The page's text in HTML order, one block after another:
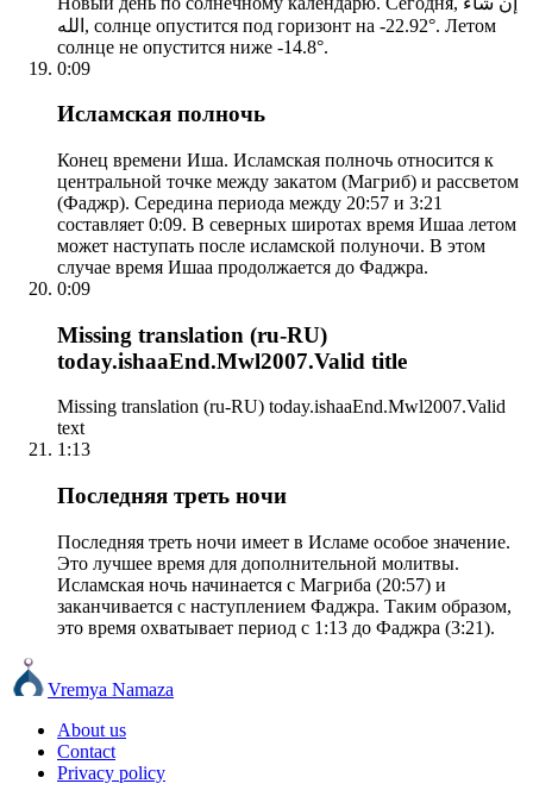
الله, солнце опустится под горизонт на -22.92°. Летом
солнце не опустится ниже -14.8°.
0:09
Исламская полночь
Конец времени Иша. Исламская полночь относится к
центральной точке между закатом (Магриб) и рассветом
(Фаджр). Середина периода между 20:57 и 3:21
составляет 0:09. В северных широтах время Ишаа летом
может наступать после исламской полуночи. В этом
случае время Ишаа продолжается до Фаджра.
0:09
Missing translation (ru-RU)
today.ishaaEnd.Mwl2007.Valid title
Missing translation (ru-RU) today.ishaaEnd.Mwl2007.Valid
text
1:13
Последняя треть ночи
Последняя треть ночи имеет в Исламе особое значение.
Это лучшее время для дополнительной молитвы.
Исламская ночь начинается с Магриба (20:57) и
заканчивается с наступлением Фаджра. Таким образом,
это время охватывает период с 1:13 до Фаджра (3:21).
Vremya Namaza
About us
Contact
Privacy policy